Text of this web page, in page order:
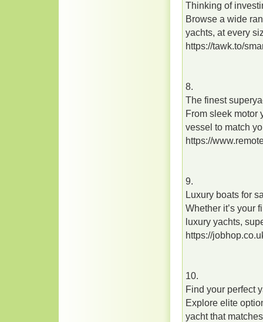
Thinking of
Browse a wide
yachts, at every
https://tawk.to/
8.
The finest
From sleek motor
vessel to match
https://
9.
Luxury boats for
Whether it’s your
luxury yachts,
https://
10.
Find your perfect
Explore elite
yacht that